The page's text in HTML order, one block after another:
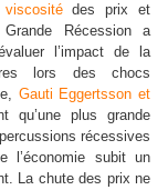
viscositédes prix et
Récession a
l’impact de la
lors des chocs
Gauti Eggertsson et
qu’une plus grande
récessives
l’économie subit un
La chute des prix ne